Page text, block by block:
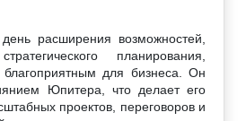
расширения возможностей,
планирования,
благоприятным для бизнеса. Он
Юпитера, что делает его
проектов, переговоров и